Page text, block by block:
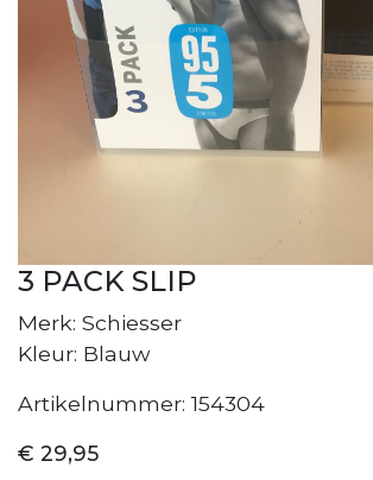
3 PACK SLIP
Merk: Schiesser
Kleur: Blauw
Artikelnummer: 154304
€ 29,95